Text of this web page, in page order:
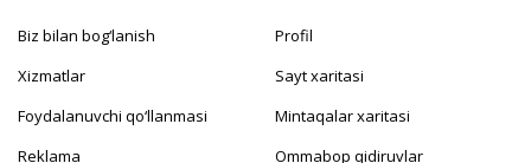
Biz bilan bog‘lanish
Xizmatlar
Foydalanuvchi qo‘llanmasi
Reklama
Profil
Sayt xaritasi
Mintaqalar xaritasi
Ommabop qidiruvlar